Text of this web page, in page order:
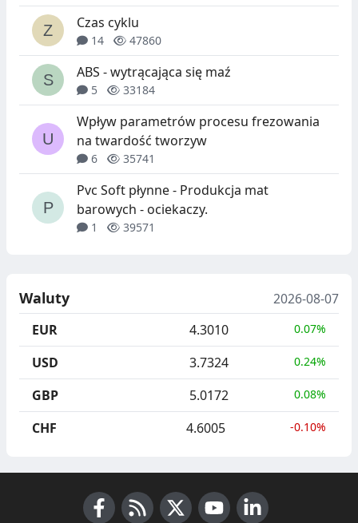
Czas cyklu
14 47860
ABS - wytrącająca się maź
5 33184
Wpływ parametrów procesu frezowania
na twardość tworzyw
6 35741
Pvc Soft płynne - Produkcja mat
barowych - ociekaczy.
1 39571
Waluty
2026-08-07
EUR
4.3010 0.07%
USD 3.7324 0.24%
GBP 5.0172 0.08%
CHF 4.6005 -0.10%